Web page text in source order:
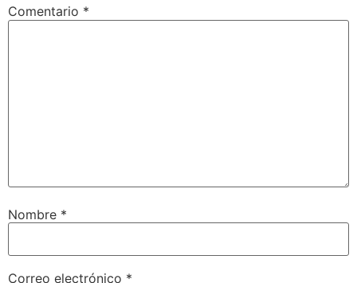
Comentario *
Nombre *
Correo electrónico *